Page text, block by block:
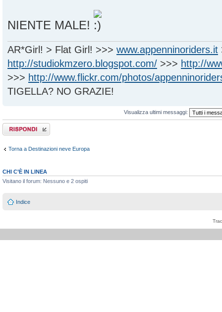
NIENTE MALE!
AR*Girl! > Flat Girl! >>> www.appenninoriders.it
http://studiokmzero.blogspot.com/ >>> http://
>>> http://www.flickr.com/photos/
TIGELLA? NO GRAZIE!
Visualizza ultimi messaggi:
Rispondi al
messaggio
Torna a Destinazioni neve Europa
CHI C’È IN LINEA
Visitano il forum: Nessuno e 2 ospiti
Indice